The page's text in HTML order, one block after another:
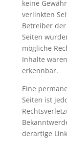
keine
verlinkten
Betreiber
Seiten
mögliche
Inhalte
erkennbar.
Eine
Seiten ist
derartige